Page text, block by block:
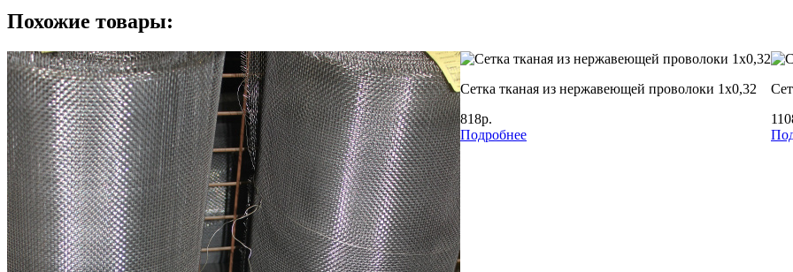
Похожие товары:
Сетка тканая из нержавеющей проволоки 1х0,32
818р.
Подробнее